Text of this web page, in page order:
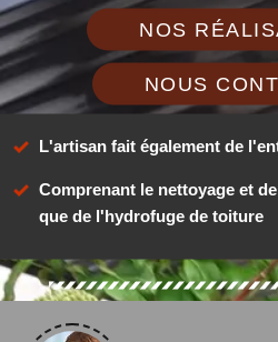
NOS
NOUS
L'artisan fait également de
Comprenant le nettoyage et
que de l'hydrofuge de toiture